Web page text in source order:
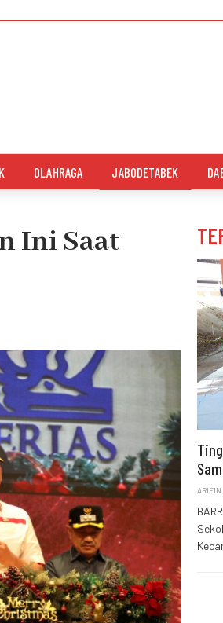
OLAHRAGA JABODETABEK
Ini Saat
ARIFIN